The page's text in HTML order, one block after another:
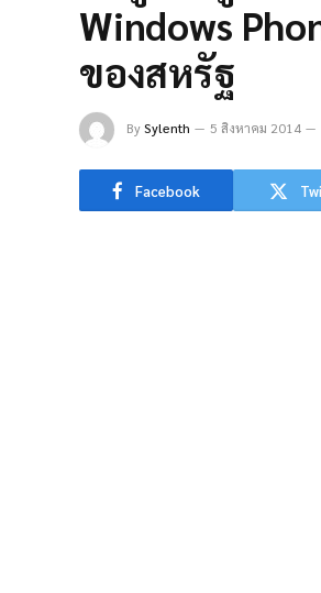
Windows
ของสหรัฐ
BySylenth 5 สิงหาคม 2014
Facebook